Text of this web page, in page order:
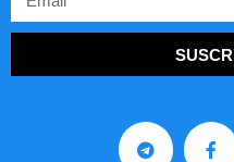
Comunistas no